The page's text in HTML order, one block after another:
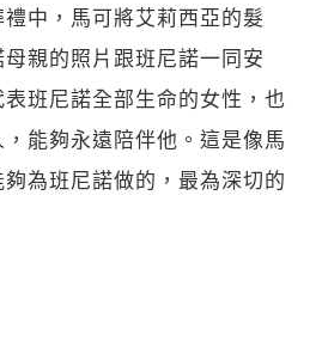
中，馬可將艾莉西亞的髮
親的照片跟班尼諾一同安
班尼諾全部生命的女性，也
能夠永遠陪伴他。這是像馬
為班尼諾做的，最為深切的